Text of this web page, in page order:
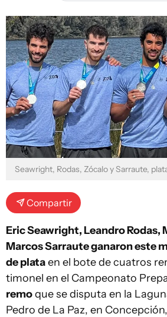
Seawright, Rodas, Zócalo y Sarraute,
Compartir
Eric Seawright, Leandro Rodas,
Marcos Sarraute ganaron este
de plataen el bote de cuatros
timonel en el Campeonato
remoque se disputa en la
Pedro de La Paz, en